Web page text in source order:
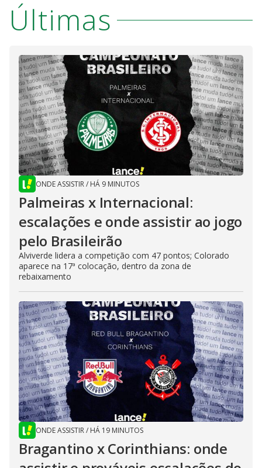
Últimas
ONDE ASSISTIR/ HÁ 9 MINUTOS
Palmeiras x Internacional:
escalações e onde assistir ao jogo
pelo Brasileirão
Alviverde lidera a competição com 47 pontos; Colorado
aparece na 17ª colocação, dentro da zona de
rebaixamento
ONDE ASSISTIR/ HÁ 19 MINUTOS
Bragantino x Corinthians: onde